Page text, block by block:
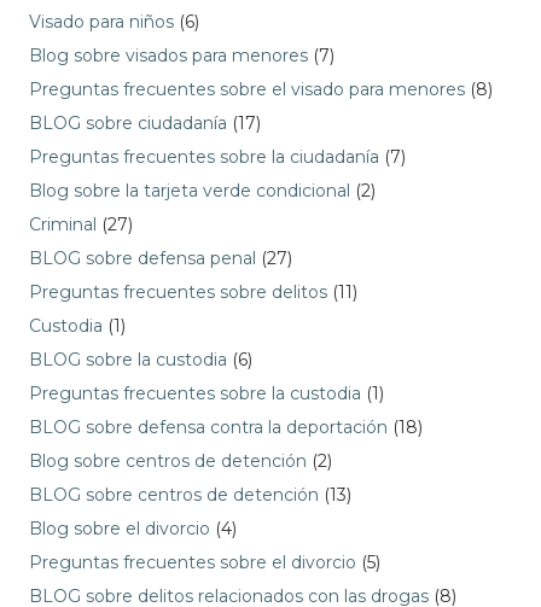
Visado para niños (6)
Blog sobre visados para menores (7)
Preguntas frecuentes sobre el visado para menores (8)
BLOG sobre ciudadanía (17)
Preguntas frecuentes sobre la ciudadanía (7)
Blog sobre la tarjeta verde condicional (2)
Criminal (27)
BLOG sobre defensa penal (27)
Preguntas frecuentes sobre delitos (11)
Custodia (1)
BLOG sobre la custodia (6)
Preguntas frecuentes sobre la custodia (1)
BLOG sobre defensa contra la deportación (18)
Blog sobre centros de detención (2)
BLOG sobre centros de detención (13)
Blog sobre el divorcio (4)
Preguntas frecuentes sobre el divorcio (5)
BLOG sobre delitos relacionados con las drogas (8)